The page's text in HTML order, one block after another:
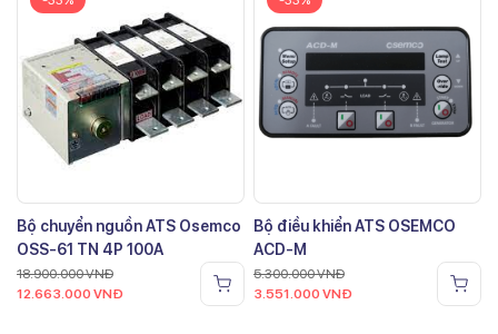
Bộ chuyển nguồn ATS Osemco
OSS-61 TN 4P 100A
18.900.000VNĐ
12.663.000 VNĐ
Bộ điều khiển ATS OSEMCO
ACD-M
5.300.000VNĐ
3.551.000 VNĐ